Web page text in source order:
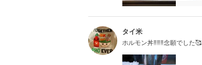
タイ米
ホルモン丼‼️‼️‼️念願でした🥰